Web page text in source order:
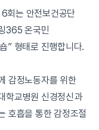
회는 안전보건공단
365 온국민
” 형태로 진행합니다.
감정노동자를 위한
학교병원 신경정신과
호흡을 통한 감정조절